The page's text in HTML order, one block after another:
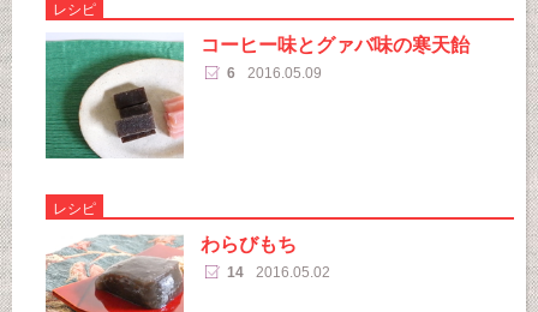
レシピ
コーヒー味とグァバ味の寒天飴
6 2016.05.09
レシピ
わらびもち
14 2016.05.02